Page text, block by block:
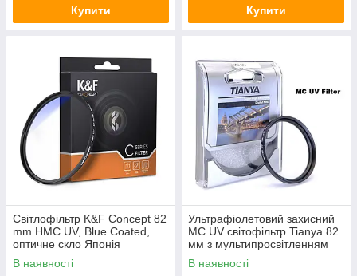
Купити Купити
Світлофільтр K&F Concept 82
mm HMC UV, Blue Coated,
оптичне скло Японія
В наявності
Ультрафіолетовий захисний
MC UV cвітофільтр Tianya 82
мм з мультипросвітленням
В наявності